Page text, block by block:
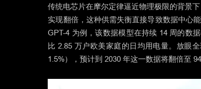
传统电芯片在摩尔定律逼近物理极限的背景
实现翻倍，这种供需失衡直接导致数据中心
GPT-4 为例，该数据模型在持续 14 周的数
比 2.85 万户欧美家庭的日均用电量。放眼
1.5%），预计到 2030 年这一数据将翻倍至